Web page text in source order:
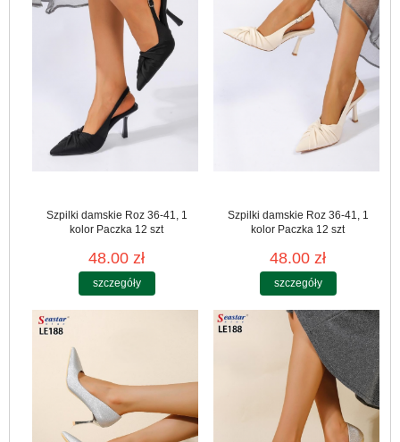
Szpilki damskie Roz 36-41, 1
kolor Paczka 12 szt
48.00 zł
szczegóły
Szpilki damskie Roz 36-41, 1
kolor Paczka 12 szt
48.00 zł
szczegóły